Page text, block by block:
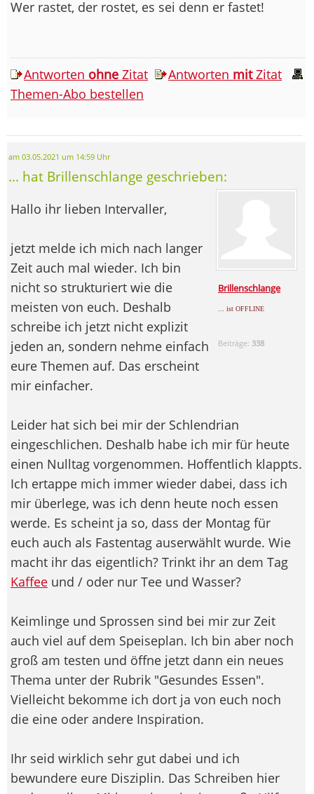
Wer rastet, der rostet, es sei denn er fastet!
Antworten ohne Zitat Antworten mitZitat
Themen-Abo bestellen
am 03.05.2021 um 14:59 Uhr
... hat Brillenschlange geschrieben:
Brillenschlange
... ist OFFLINE
Beiträge: 338
Hallo ihr lieben Intervaller,
jetzt melde ich mich nach langer
Zeit auch mal wieder. Ich bin
nicht so strukturiert wie die
meisten von euch. Deshalb
schreibe ich jetzt nicht explizit
jeden an, sondern nehme einfach
eure Themen auf. Das erscheint
mir einfacher.
Leider hat sich bei mir der Schlendrian
eingeschlichen. Deshalb habe ich mir für heute
einen Nulltag vorgenommen. Hoffentlich klappts.
Ich ertappe mich immer wieder dabei, dass ich
mir überlege, was ich denn heute noch essen
werde. Es scheint ja so, dass der Montag für
euch auch als Fastentag auserwählt wurde. Wie
macht ihr das eigentlich? Trinkt ihr an dem Tag
Kaffee und / oder nur Tee und Wasser?
Keimlinge und Sprossen sind bei mir zur Zeit
auch viel auf dem Speiseplan. Ich bin aber noch
groß am testen und öffne jetzt dann ein neues
Thema unter der Rubrik "Gesundes Essen".
Vielleicht bekomme ich dort ja von euch noch
die eine oder andere Inspiration.
Ihr seid wirklich sehr gut dabei und ich
bewundere eure Disziplin. Das Schreiben hier